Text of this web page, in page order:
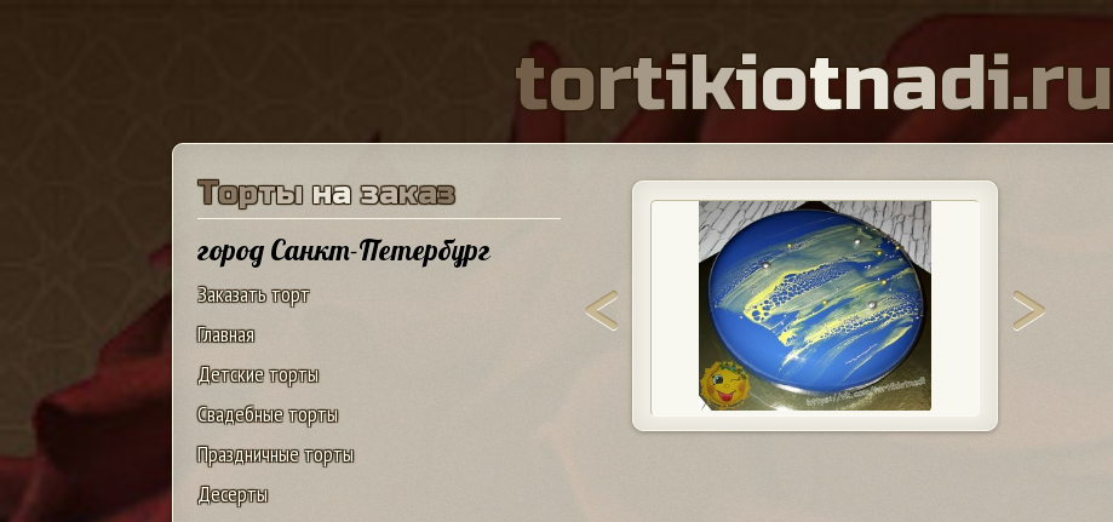
tortikiotnadi.ru
Торты на заказ
город Санкт-Петербург
Заказать торт
Главная
Детские торты
Свадебные торты
Праздничные торты
Десерты